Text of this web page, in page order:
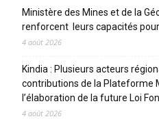
Ministère des Mines et de la
renforcent leurs capacités
4 août 2026
Kindia : Plusieurs acteurs
contributions de la Plateforme
l’élaboration de la future Loi
4 août 2026